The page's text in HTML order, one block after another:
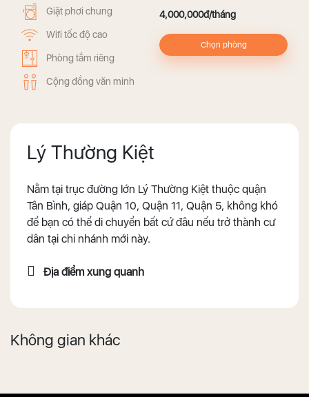
Giặt phơi chung
Wifi tốc độ cao
Phòng tắm riêng
Cộng đồng văn minh
4,000,000đ/tháng
Chọn phòng
Lý Thường Kiệt
Nằm tại trục đường lớn Lý Thường Kiệt thuộc quận
Tân Bình, giáp Quận 10, Quận 11, Quận 5, không khó
để bạn có thể di chuyển bất cứ đâu nếu trở thành cư
dân tại chi nhánh mới này.
Địa điểm xung quanh
Không gian khác